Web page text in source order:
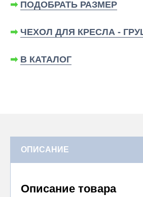
➡ ПОДОБРАТЬ РАЗМЕР
➡ ЧЕХОЛ ДЛЯ КРЕСЛА -
➡ В КАТАЛОГ
Описание товара